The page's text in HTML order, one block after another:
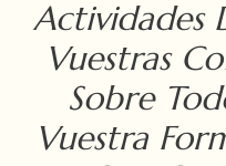
Actividades
Vuestras
Sobre
Vuestra